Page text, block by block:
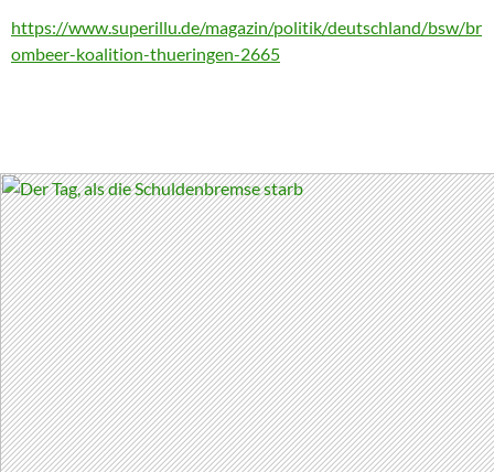
https://www.superillu.de/magazin/politik/deutschland/bsw/br
ombeer-koalition-thueringen-2665